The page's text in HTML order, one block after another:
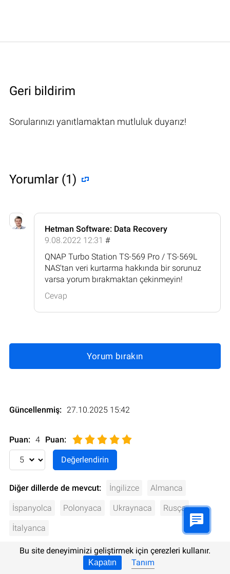
Geri bildirim
Sorularınızı yanıtlamaktan mutluluk duyarız!
Yorumlar (1)
Hetman Software: Data Recovery
9.08.2022 12:31 #
QNAP Turbo Station TS-569 Pro / TS-569L
NAS'tan veri kurtarma hakkında bir sorunuz
varsa yorum bırakmaktan çekinmeyin!
Cevap
Yorum bırakın
Güncellenmiş: 27.10.2025 15:42
Puan: 4 Puan:
Diğer dillerde de mevcut: İngilizce Almanca
İspanyolca Polonyaca Ukraynaca Rusça
İtalyanca
Bu site deneyiminizi geliştirmek için çerezleri kullanır.
Kapatın Tanım